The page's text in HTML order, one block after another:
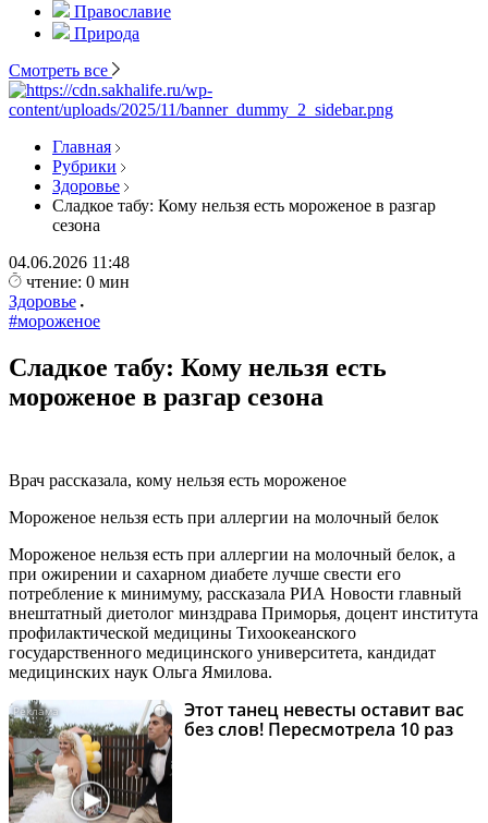
Православие
Природа
Смотреть все
Главная
Рубрики
Здоровье
Сладкое табу: Кому нельзя есть мороженое в разгар
сезона
04.06.2026 11:48
чтение: 0 мин
Здоровье
#мороженое
Сладкое табу: Кому нельзя есть
мороженое в разгар сезона
Врач рассказала, кому нельзя есть мороженое
Мороженое нельзя есть при аллергии на молочный белок
Мороженое нельзя есть при аллергии на молочный белок, а
при ожирении и сахарном диабете лучше свести его
потребление к минимуму, рассказала РИА Новости главный
внештатный диетолог минздрава Приморья, доцент института
профилактической медицины Тихоокеанского
государственного медицинского университета, кандидат
медицинских наук Ольга Ямилова.
i
Этот танец невесты оставит вас
без слов! Пересмотрела 10 раз